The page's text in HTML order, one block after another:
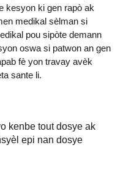
kesyon ki gen rapò ak
medikal sèlman si
pou sipòte demann
oswa si patwon an gen
fè yon travay avèk
sante li.
kenbe tout dosye ak
epi nan dosye